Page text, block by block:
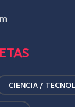
CIENCIA /